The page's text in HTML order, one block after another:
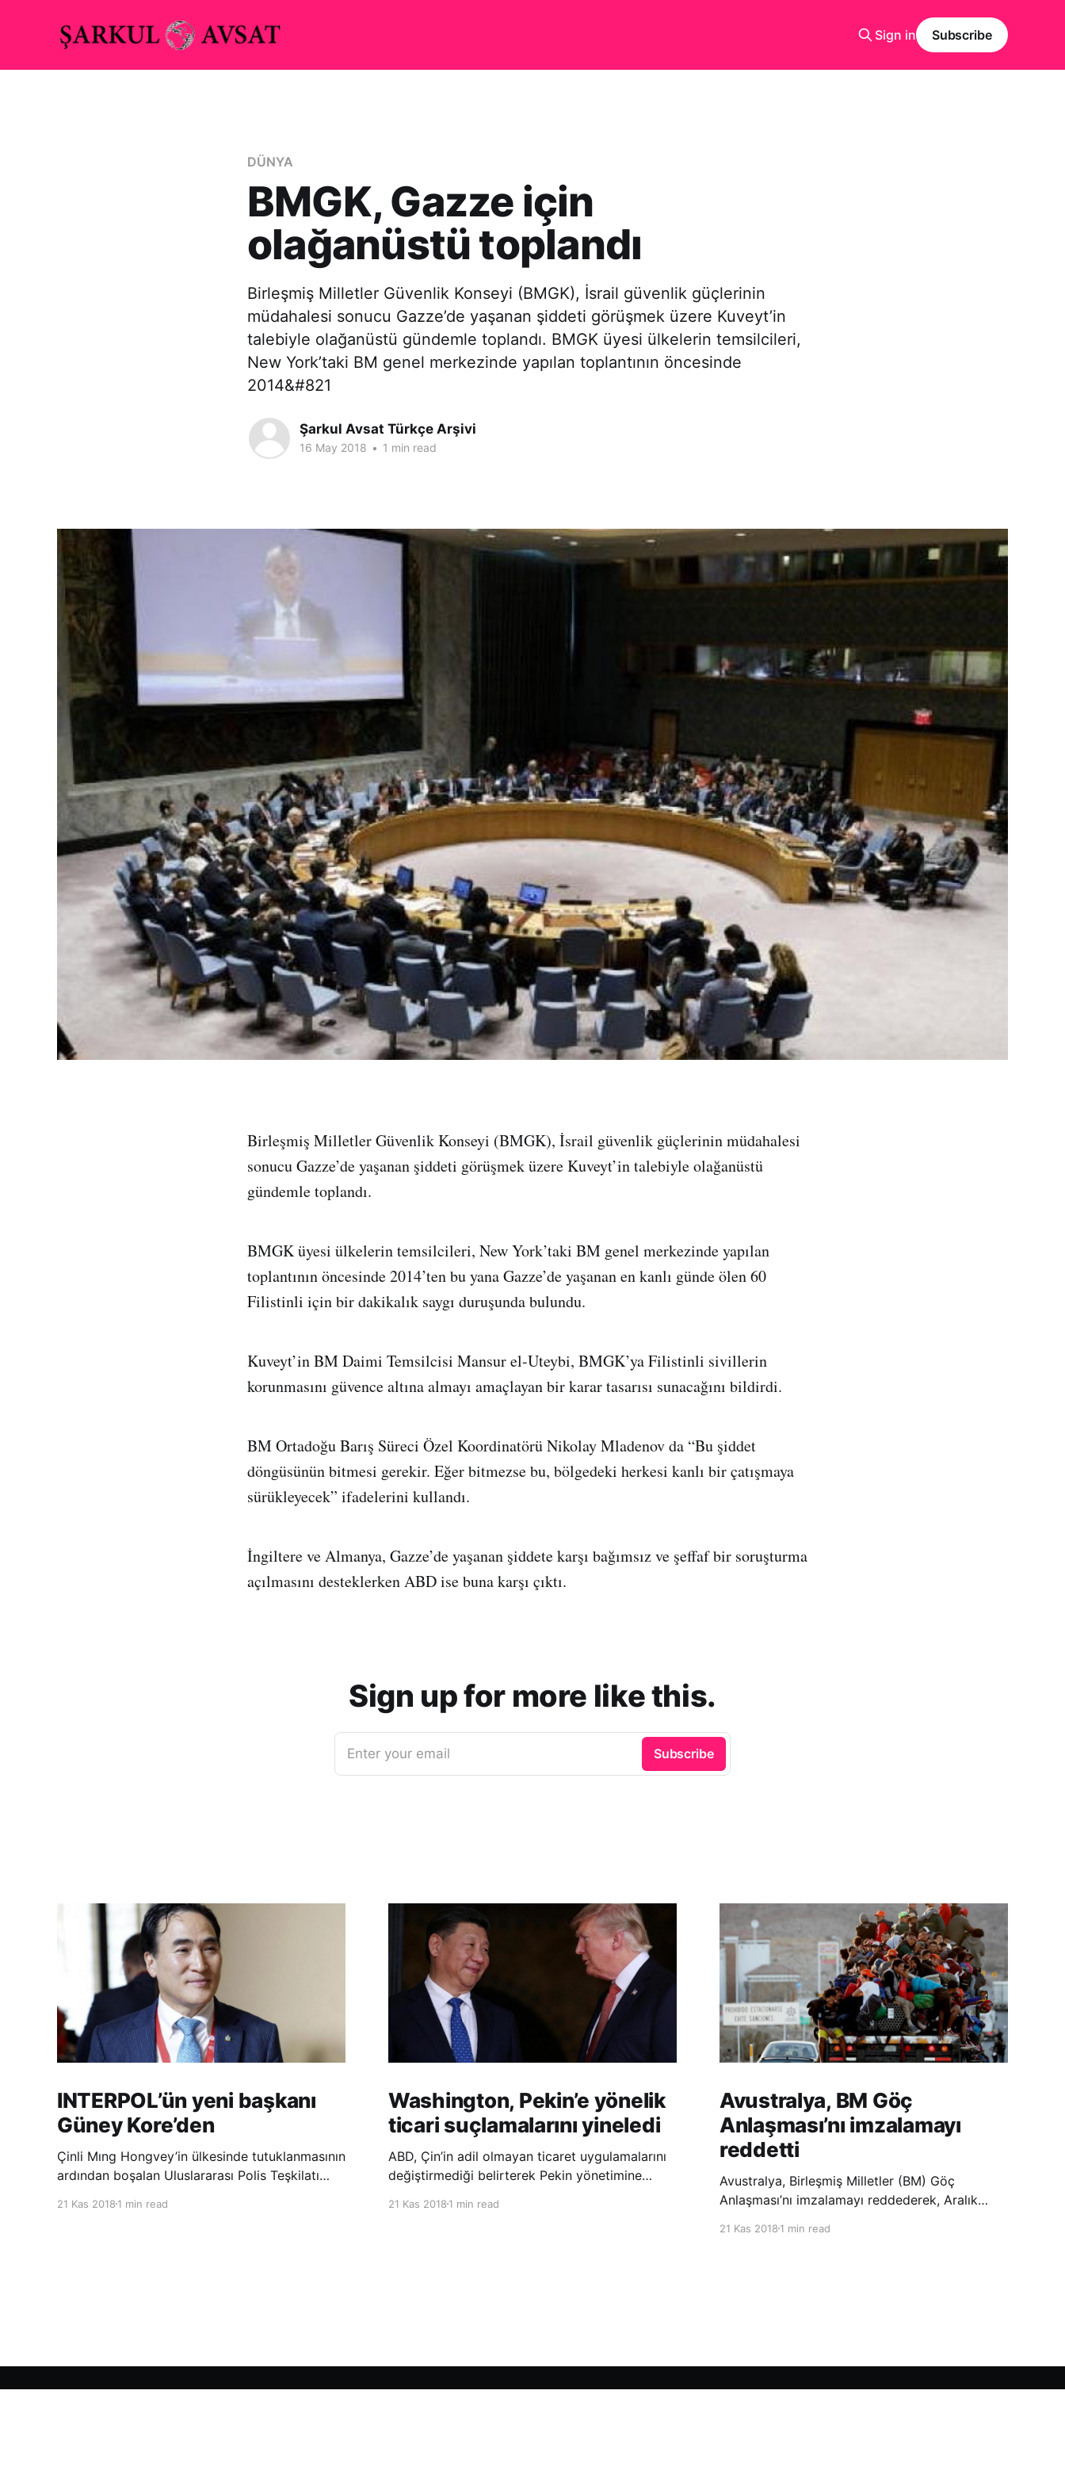
Sign in Subscribe
DÜNYA
BMGK, Gazze için
olağanüstü toplandı
Birleşmiş Milletler Güvenlik Konseyi (BMGK), İsrail güvenlik güçlerinin
müdahalesi sonucu Gazze’de yaşanan şiddeti görüşmek üzere Kuveyt’in
talebiyle olağanüstü gündemle toplandı. BMGK üyesi ülkelerin temsilcileri,
New York’taki BM genel merkezinde yapılan toplantının öncesinde
2014&#821
Şarkul Avsat Türkçe Arşivi
16 May 2018 • 1 min read
Birleşmiş Milletler Güvenlik Konseyi (BMGK), İsrail güvenlik güçlerinin müdahalesi
sonucu Gazze’de yaşanan şiddeti görüşmek üzere Kuveyt’in talebiyle olağanüstü
gündemle toplandı.
BMGK üyesi ülkelerin temsilcileri, New York’taki BM genel merkezinde yapılan
toplantının öncesinde 2014’ten bu yana Gazze’de yaşanan en kanlı günde ölen 60
Filistinli için bir dakikalık saygı duruşunda bulundu.
Kuveyt’in BM Daimi Temsilcisi Mansur el-Uteybi, BMGK’ya Filistinli sivillerin
korunmasını güvence altına almayı amaçlayan bir karar tasarısı sunacağını bildirdi.
BM Ortadoğu Barış Süreci Özel Koordinatörü Nikolay Mladenov da “Bu şiddet
döngüsünün bitmesi gerekir. Eğer bitmezse bu, bölgedeki herkesi kanlı bir çatışmaya
sürükleyecek” ifadelerini kullandı.
İngiltere ve Almanya, Gazze’de yaşanan şiddete karşı bağımsız ve şeffaf bir soruşturma
açılmasını desteklerken ABD ise buna karşı çıktı.
Sign up for more like this.
Enter your email Subscribe
INTERPOL’ün yeni başkanı
Güney Kore’den
Çinli Mıng Hongvey’in ülkesinde tutuklanmasının
ardından boşalan Uluslararası Polis Teşkilatı
Jong Yang seçildi. INTERPOL Genel Kurulu’nun
21 Kas 2018 1 min read
Washington, Pekin’e yönelik
ticari suçlamalarını yineledi
ABD, Çin’in adil olmayan ticaret uygulamalarını
değiştirmediği belirterek Pekin yönetimine
Temsilciliği’nin Çin’in fikri mülkiyet ve teknoloji
21 Kas 20181 min read
Avustralya, BM Göç
Anlaşması’nı imzalamayı
reddetti
Avustralya, Birleşmiş Milletler (BM) Göç
Anlaşması’nı imzalamayı reddederek, Aralık
konferansta BM üyesi ülkeler tarafından
21 Kas 20181 min read